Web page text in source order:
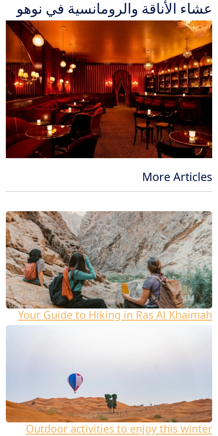
عشاء الأناقة والرومانسية في نوهو
More Articles
Your Guide to Hiking in Ras Al Khaimah
Outdoor activities to enjoy this winter